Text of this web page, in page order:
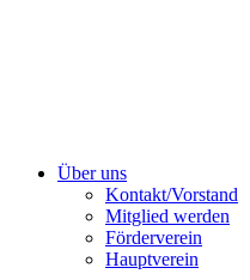
Über uns
Kontakt/Vorstand
Mitglied werden
Förderverein
Hauptverein